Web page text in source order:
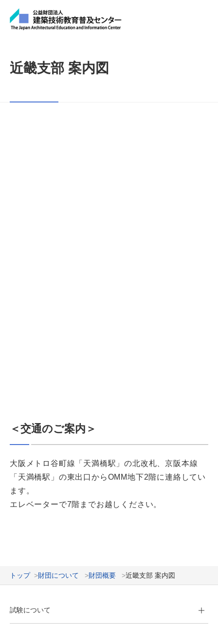
近畿支部 案内図
＜交通のご案内＞
大阪メトロ谷町線「天満橋駅」の北改札、京阪本線
「天満橋駅」の東出口からOMM地下2階に連絡してい
ます。
エレベーターで7階までお越しください。
トップ 財団について 財団概要 近畿支部 案内図
試験について